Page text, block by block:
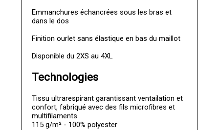
Emmanchures échancrées sous les bras et
dans le dos
Finition ourlet sans élastique en bas du maillot
Disponible du 2XS au 4XL
Technologies
Tissu ultrarespirant garantissant ventailation et
confort, fabriqué avec des fils microfibres et
multifilaments
115 g/m² - 100% polyester